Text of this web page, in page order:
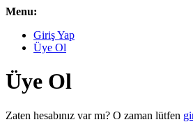
Menu:
Giriş Yap
Üye Ol
Üye Ol
Zaten hesabınız var mı? O zaman lütfen